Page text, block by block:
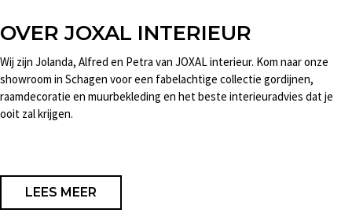
OVER JOXAL INTERIEUR
Wij zijn Jolanda, Alfred en Petra van JOXAL interieur. Kom naar onze
showroom in Schagen voor een fabelachtige collectie gordijnen,
raamdecoratie en muurbekleding en het beste interieuradvies dat je
ooit zal krijgen.
LEES MEER